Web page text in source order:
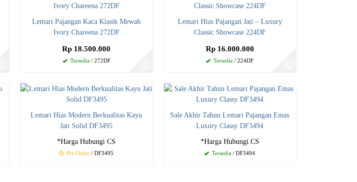
Lemari Pajangan Kaca Klasik Mewah
Ivory Chareena 272DF
Rp 18.500.000
Tersedia/ 272DF
Lemari Hias Pajangan Jati – Luxury
Classic Showcase 224DF
Rp 16.000.000
Tersedia / 224DF
Lemari Hias Modern Berkualitas Kayu
Jati Solid DF3495
*Harga Hubungi CS
Pre Order / DF3495
Sale Akhir Tahun Lemari Pajangan Emas
Luxury Classy DF3494
*Harga Hubungi CS
Tersedia / DF3494